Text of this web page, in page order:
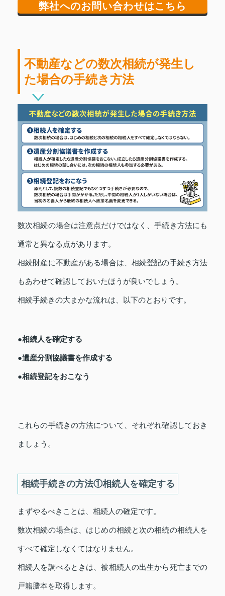
弊社へのお問い合わせはこちら
不動産などの数次相続が発生し
た場合の手続き方法
数次相続の場合は注意点だけではなく、手続き方法にも
通常と異なる点があります。
相続財産に不動産がある場合は、相続登記の手続き方法
もあわせて確認しておいたほうが良いでしょう。
相続手続きの大まかな流れは、以下のとおりです。
●相続人を確定する
●遺産分割協議書を作成する
●相続登記をおこなう
これらの手続きの方法について、それぞれ確認しておき
ましょう。
相続手続きの方法①相続人を確定する
まずやるべきことは、相続人の確定です。
数次相続の場合は、はじめの相続と次の相続の相続人を
すべて確定しなくてはなりません。
相続人を調べるときは、被相続人の出生から死亡までの
戸籍謄本を取得します。